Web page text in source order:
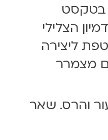
בטקסט
הצלילי
ליצירה
מצמרר
והרס. שאר